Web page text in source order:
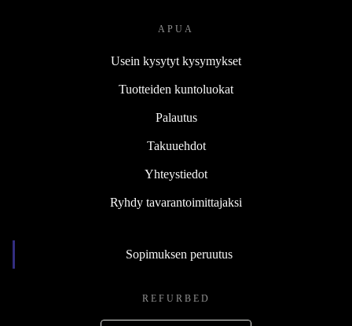
APUA
Usein kysytyt kysymykset
Tuotteiden kuntoluokat
Palautus
Takuuehdot
Yhteystiedot
Ryhdy tavarantoimittajaksi
Sopimuksen peruutus
REFURBED